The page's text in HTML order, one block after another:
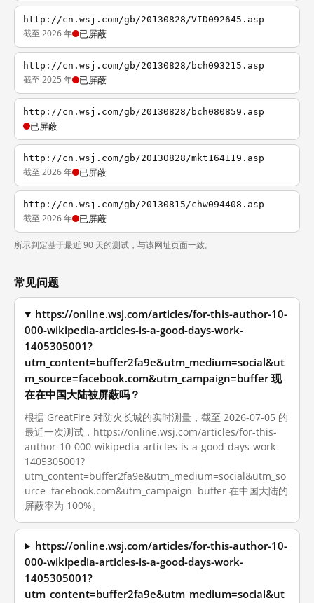
http://cn.wsj.com/gb/20130828/VID092645.asp
截至 2026 年 已屏蔽
http://cn.wsj.com/gb/20130828/bch093215.asp
截至 2025 年 已屏蔽
http://cn.wsj.com/gb/20130828/bch080859.asp
已屏蔽
http://cn.wsj.com/gb/20130828/mkt164119.asp
截至 2026 年 已屏蔽
http://cn.wsj.com/gb/20130815/chw094408.asp
截至 2026 年 已屏蔽
所示判定基于最近 90 天的测试，与该网址页面一致。
常见问题
https://online.wsj.com/articles/for-this-author-10-
000-wikipedia-articles-is-a-good-days-work-
1405305001?
utm_content=buffer2fa9e&utm_medium=social&ut
m_source=facebook.com&utm_campaign=buffer 现
在在中国大陆被屏蔽吗？
根据 GreatFire 对防火长城的实时测量，截至 2026-07-05 的
最近一次测试，https://online.wsj.com/articles/for-this-
author-10-000-wikipedia-articles-is-a-good-days-work-
1405305001?
utm_content=buffer2fa9e&utm_medium=social&utm_so
urce=facebook.com&utm_campaign=buffer 在中国大陆的
屏蔽率为 100%。
https://online.wsj.com/articles/for-this-author-10-
000-wikipedia-articles-is-a-good-days-work-
1405305001?
utm_content=buffer2fa9e&utm_medium=social&ut